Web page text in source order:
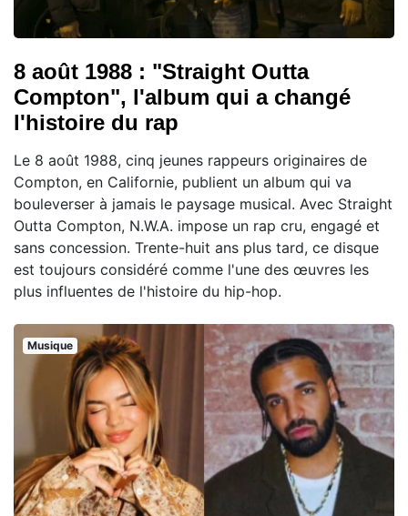
8 août 1988 : "Straight Outta
Compton", l'album qui a changé
l'histoire du rap
Le 8 août 1988, cinq jeunes rappeurs originaires de
Compton, en Californie, publient un album qui va
bouleverser à jamais le paysage musical. Avec Straight
Outta Compton, N.W.A. impose un rap cru, engagé et
sans concession. Trente-huit ans plus tard, ce disque
est toujours considéré comme l'une des œuvres les
plus influentes de l'histoire du hip-hop.
Musique